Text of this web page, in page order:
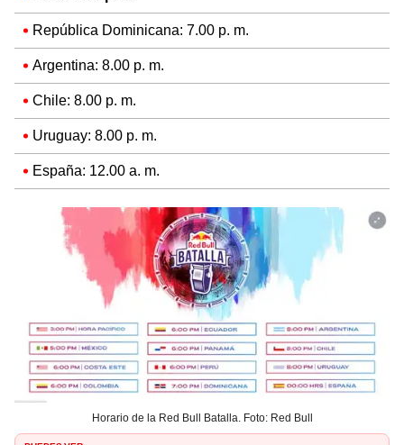
República Dominicana: 7.00 p. m.
Argentina: 8.00 p. m.
Chile: 8.00 p. m.
Uruguay: 8.00 p. m.
España: 12.00 a. m.
Horario de la Red Bull Batalla. Foto: Red Bull